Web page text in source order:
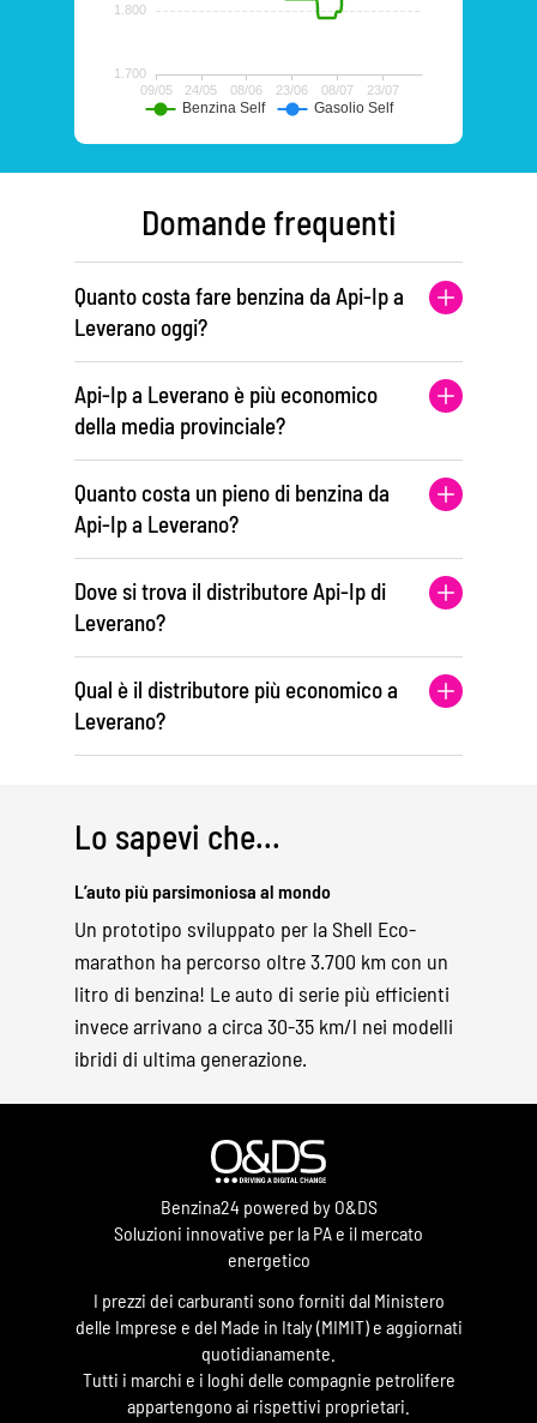
Domande frequenti
Quanto costa fare benzina da Api-Ip a
Leverano oggi?
Api-Ip a Leverano è più economico
della media provinciale?
Quanto costa un pieno di benzina da
Api-Ip a Leverano?
Dove si trova il distributore Api-Ip di
Leverano?
Qual è il distributore più economico a
Leverano?
Lo sapevi che...
L’auto più parsimoniosa al mondo
Un prototipo sviluppato per la Shell Eco-
marathon ha percorso oltre 3.700 km con un
litro di benzina! Le auto di serie più efficienti
invece arrivano a circa 30-35 km/l nei modelli
ibridi di ultima generazione.
Benzina24 powered by O&DS
Soluzioni innovative per la PA e il mercato
energetico
I prezzi dei carburanti sono forniti dal Ministero
delle Imprese e del Made in Italy (MIMIT) e aggiornati
quotidianamente.
Tutti i marchi e i loghi delle compagnie petrolifere
appartengono ai rispettivi proprietari.